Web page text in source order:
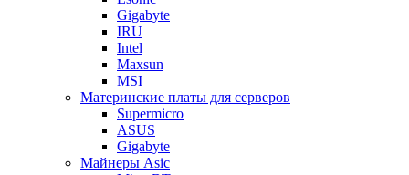
Gigabyte
IRU
Intel
Maxsun
MSI
Материнские платы для серверов
Supermicro
ASUS
Gigabyte
Майнеры Asic